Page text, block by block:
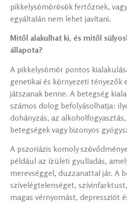
pikkelysömörösök fertőznek,
egyáltalán nem lehet javítani.
Mitől alakulhat ki, és mitől
állapota?
A pikkelysömör pontos
genetikai és környezeti tényezők
játszanak benne. A betegség
számos dolog befolyásolhatja:
dohányzás, az
betegségek vagy bizonyos
A pszoriázis komoly
például az ízületi gyulladás,
merevséggel, duzzanattal jár. A
szívelégtelenséget,
magas vérnyomást, depressziót